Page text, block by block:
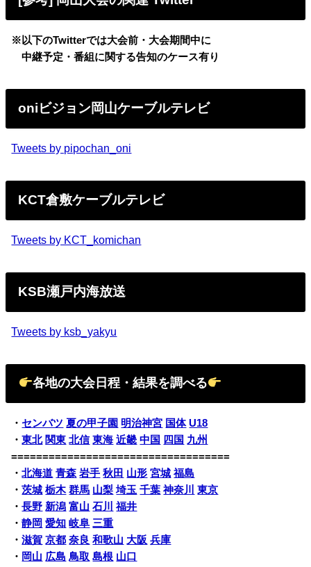
※以下のTwitterでは大会前・大会期間中に
中継予定・番組に関する告知のケース有り
oniビジョン岡山ケーブルテレビ
Tweets by pipochan_oni
KCT倉敷ケーブルテレビ
Tweets by KCT_komichan
KSB瀬戸内海放送
Tweets by ksb_yakyu
各地の大会日程・結果を調べる
・ センバツ 夏の甲子園 明治神宮 国体 U18
・東北 関東 北信 東海 近畿 中国 四国 九州
===================================
・北海道 青森 岩手 秋田 山形 宮城 福島
・茨城 栃木 群馬 山梨 埼玉 千葉 神奈川
東京
・長野 新潟 富山 石川
福井
・静岡 愛知 岐阜 三重
・滋賀 京都 奈良 和歌山 大阪 兵庫
・ 岡山 広島 鳥取 島根 山口